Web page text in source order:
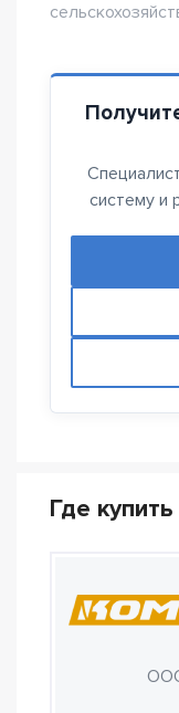
систему и
Где купить